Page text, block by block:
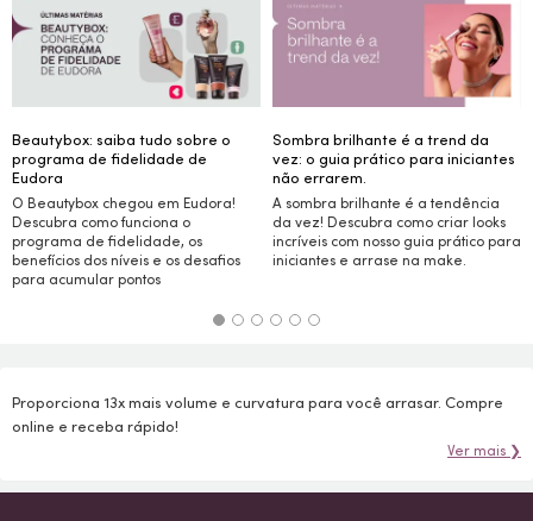
Beautybox: saiba tudo sobre o
programa de fidelidade de
Eudora
O Beautybox chegou em Eudora!
Descubra como funciona o
programa de fidelidade, os
benefícios dos níveis e os desafios
para acumular pontos
Sombra brilhante é a trend da
vez: o guia prático para iniciantes
não errarem.
A sombra brilhante é a tendência
da vez! Descubra como criar looks
incríveis com nosso guia prático para
iniciantes e arrase na make.
Proporciona 13x mais volume e curvatura para você arrasar. Compre
online e receba rápido!
Ver mais ❯